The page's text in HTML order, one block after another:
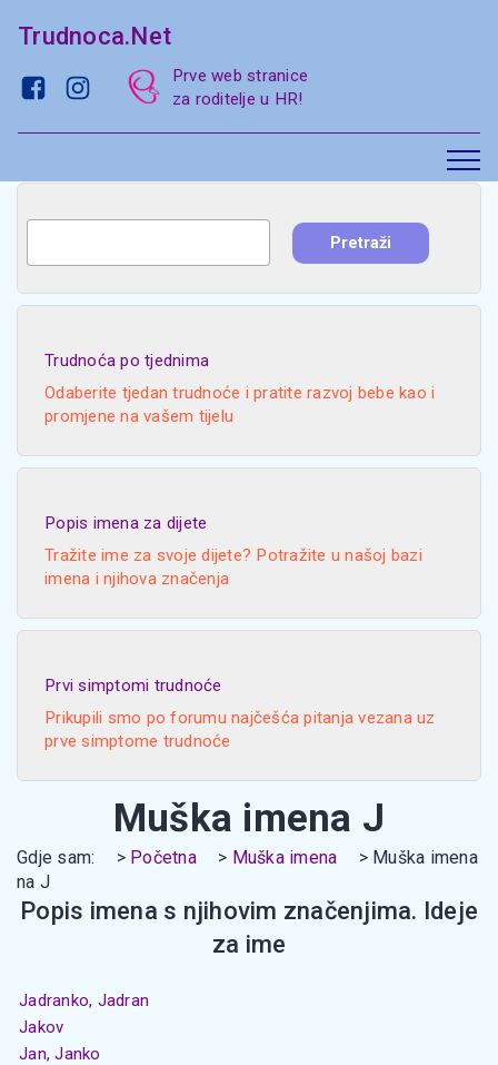
Trudnoca.Net
Prve web stranice
za roditelje u HR!
Trudnoća po tjednima
Odaberite tjedan trudnoće i pratite razvoj bebe kao i
promjene na vašem tijelu
Popis imena za dijete
Tražite ime za svoje dijete? Potražite u našoj bazi
imena i njihova značenja
Prvi simptomi trudnoće
Prikupili smo po forumu najčešća pitanja vezana uz
prve simptome trudnoće
Muška imena J
Gdje sam: Početna Muška imena
Muška imena
na J
Popis imena s njihovim značenjima. Ideje
za ime
Jadranko, Jadran
Jakov
Jan, Janko